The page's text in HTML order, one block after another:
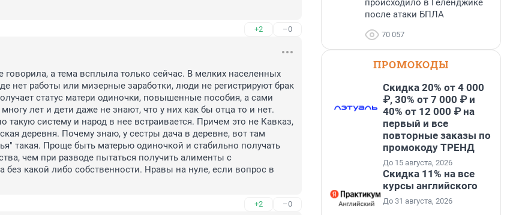
+2 –0
говорила, а тема всплыла только сейчас. В мелких населенных
нет работы или мизерные заработки, люди не регистрируют брак
статус матери одиночки, повышенные пособия, а сами
лет и дети даже не знают, что у них как бы отца то и нет.
такую систему и народ в нее встраивается. Причем это не Кавказ,
деревня. Почему знаю, у сестры дача в деревне, вот там
такая. Проще быть матерью одиночкой и стабильно получать
чем при разводе пытаться получить алименты с
без какой либо собственности. Нравы на нуле, если вопрос в
+2 –0
происходило в Геленджике
после атаки БПЛА
70 057
ПРОМОКОДЫ
Скидка 20% от 4 000
₽, 30% от 7 000 ₽ и
40% от 12 000 ₽ на
первый и все
повторные заказы по
промокоду ТРЕНД
До 15 августа, 2026
Скидка 11% на все
курсы английского
До 31 августа, 2026